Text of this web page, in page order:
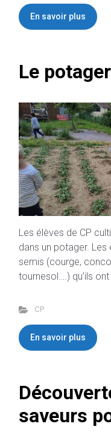
En savoir plus
Le
Les élèves de CP
dans un potager.
semis (courge,
tournesol….) qu’ils
CP
En savoir plus
saveurs